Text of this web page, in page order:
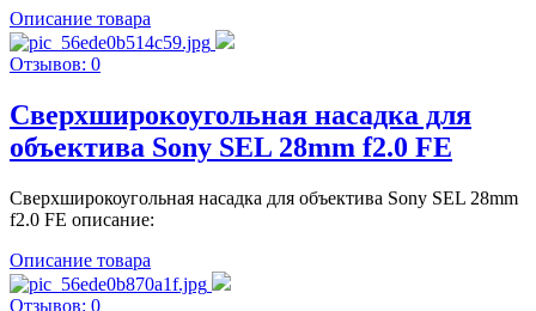
Описание товара
Отзывов: 0
Сверхширокоугольная насадка для
объектива Sony SEL 28mm f2.0 FE
Сверхширокоугольная насадка для объектива Sony SEL 28mm
f2.0 FE описание:
Описание товара
Отзывов: 0